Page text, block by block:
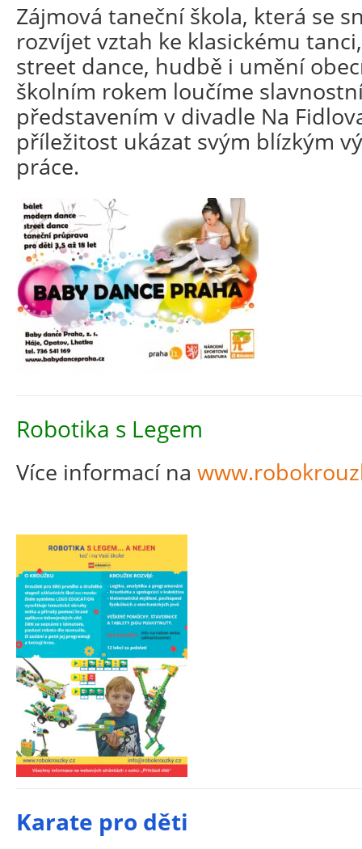
Zájmová taneční škola, která se
rozvíjet vztah ke klasickému
street dance, hudbě i umění
školním rokem loučíme
představením v divadle Na
příležitost ukázat svým blízkým
práce.
Robotika s Legem
Více informací na
Karate pro děti